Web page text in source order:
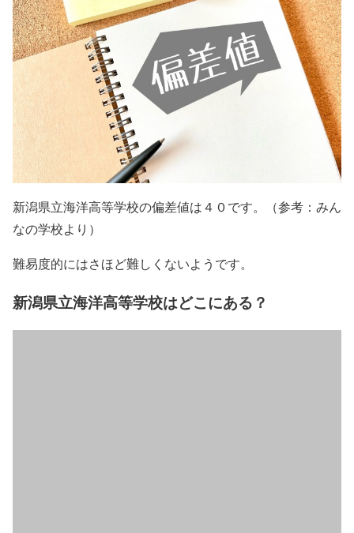
新潟県立海洋高等学校の偏差値は４０です。（参考：みん
なの学校より）
難易度的にはさほど難しくないようです。
新潟県立海洋高等学校はどこにある？